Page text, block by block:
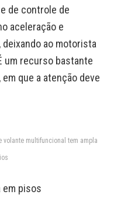
de controle de
aceleração e
ao motorista
um recurso bastante
que a atenção deve
multifuncional tem ampla
em pisos